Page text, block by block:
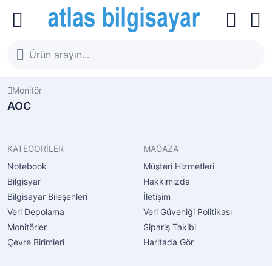
Monitör
AOC
KATEGORİLER
Notebook
Bilgisyar
Bilgisayar Bileşenleri
Veri Depolama
Monitörler
Çevre Birimleri
MAĞAZA
Müşteri Hizmetleri
Hakkımızda
İletişim
Veri Güveniği Politikası
Sipariş Takibi
Haritada Gör